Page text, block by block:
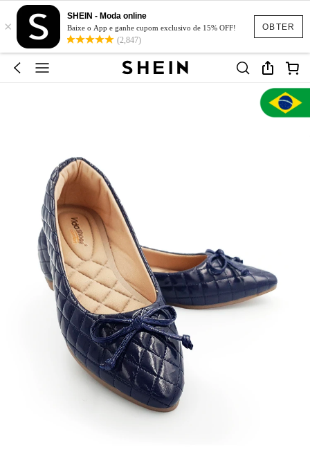
OBTER
×
SHEIN - Moda online
Baixe o App e ganhe cupom exclusivo de 15% OFF!
(2,847)